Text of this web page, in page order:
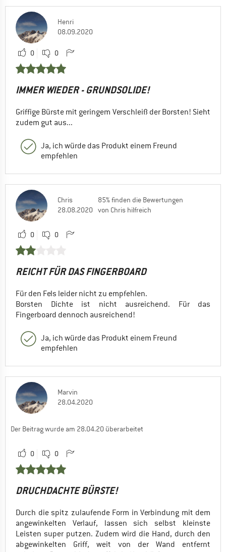
Henri
08.09.2020
0 0
IMMER WIEDER - GRUNDSOLIDE!
Griffige Bürste mit geringem Verschleiß der Borsten! Sieht
zudem gut aus...
Ja, ich würde das Produkt einem Freund
empfehlen
Chris
28.08.2020
85% finden die Bewertungen
von Chris hilfreich
0 0
REICHT FÜR DAS FINGERBOARD
Für den Fels leider nicht zu empfehlen.
Borsten Dichte ist nicht ausreichend. Für das
Fingerboard dennoch ausreichend!
Ja, ich würde das Produkt einem Freund
empfehlen
Marvin
28.04.2020
Der Beitrag wurde am 28.04.20 überarbeitet
0 0
DRUCHDACHTE BÜRSTE!
Durch die spitz zulaufende Form in Verbindung mit dem
angewinkelten Verlauf, lassen sich selbst kleinste
Leisten super putzen. Zudem wird die Hand, durch den
abgewinkelten Griff, weit von der Wand entfernt